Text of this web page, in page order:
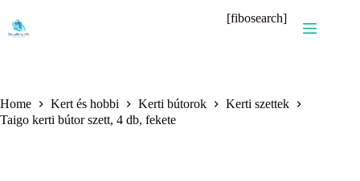
content
[fibosearch]
Home Kert és hobbi Kerti bútorok
Kerti szettek
Taigo kerti bútor szett, 4 db, fekete